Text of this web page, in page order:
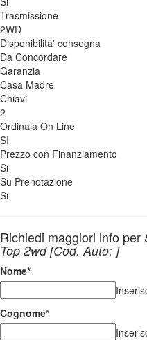
Trasmissione
2WD
Disponibilita' consegna
Da Concordare
Garanzia
Casa Madre
Chiavi
2
Ordinala On Line
SI
Prezzo con Finanziamento
Si
Su Prenotazione
Si
Richiedi maggiori info per
Top 2wd [Cod. Auto: ]
Nome*
Cognome*